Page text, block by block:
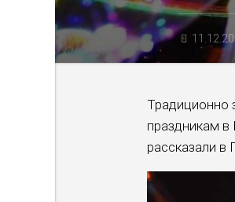
Традиционно
праздникам в
рассказали в